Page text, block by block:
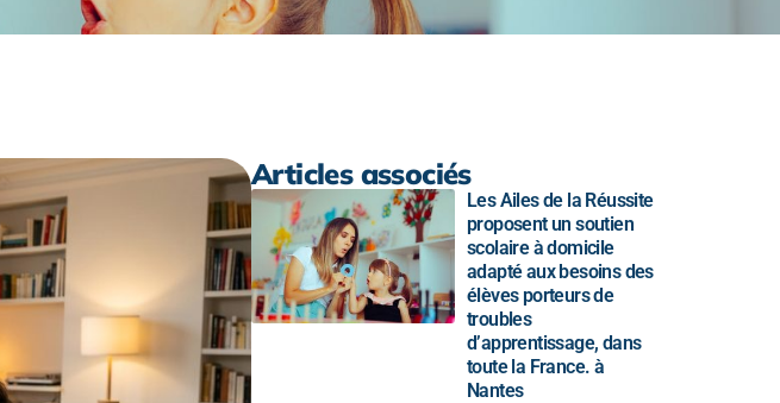
Articles associés
Les Ailes de la Réussite
proposent un soutien
scolaire à domicile
adapté aux besoins des
élèves porteurs de
troubles
d’apprentissage, dans
toute la France. à
Nantes